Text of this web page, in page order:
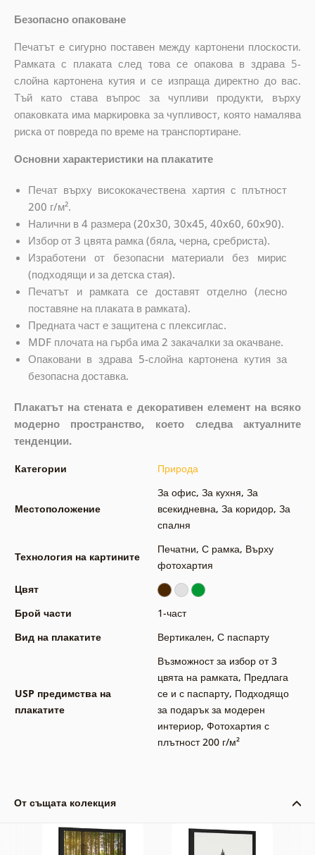
Безопасно опаковане
Печатът е сигурно поставен между картонени плоскости.
Рамката с плаката след това се опакова в здрава 5-
слойна картонена кутия и се изпраща директно до вас.
Тъй като става въпрос за чупливи продукти, върху
опаковката има маркировка за чупливост, която намалява
риска от повреда по време на транспортиране.
Основни характеристики на плакатите
Печат върху висококачествена хартия с плътност
200 г/м².
Налични в 4 размера (20x30, 30x45, 40x60, 60x90).
Избор от 3 цвята рамка (бяла, черна, сребриста).
Изработени от безопасни материали без мирис
(подходящи и за детска стая).
Печатът и рамката се доставят отделно (лесно
поставяне на плаката в рамката).
Предната част е защитена с плексиглас.
MDF плочата на гърба има 2 закачалки за окачване.
Опаковани в здрава 5-слойна картонена кутия за
безопасна доставка.
Плакатът на стената е декоративен елемент на всяко
модерно пространство, което следва актуалните
тенденции.
Категории Природа
Местоположение
За офис, За кухня, За
всекидневна, За коридор, За
спалня
Технология на картините
Печатни, С рамка, Върху
фотохартия
Цвят
Брой части
1-част
Вид на плакатите
Вертикален, С паспарту
USP предимства на
плакатите
Възможност за избор от 3
цвята на рамката, Предлага
се и с паспарту, Подходящо
за подарък за модерен
интериор, Фотохартия с
плътност 200 г/м²
От същата колекция